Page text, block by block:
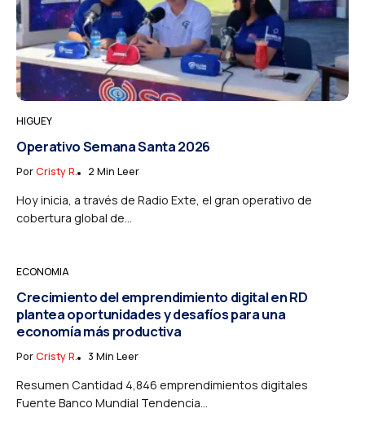
HIGUEY
Operativo Semana Santa 2026
PorCristy R. 2 Min Leer
Hoy inicia, a través de Radio Exte, el gran operativo de
cobertura global de...
ECONOMIA
Crecimiento del emprendimiento digital en RD
plantea oportunidades y desafíos para una
economía más productiva
PorCristy R. 3 Min Leer
Resumen Cantidad 4,846 emprendimientos digitales
Fuente Banco Mundial Tendencia...